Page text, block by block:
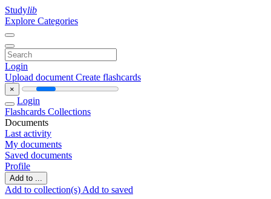
Studylib
Explore Categories
Login
Upload document Create flashcards
×
Login
Flashcards Collections
Documents
Last activity
My documents
Saved documents
Profile
Add to ...
Add to collection(s) Add to saved